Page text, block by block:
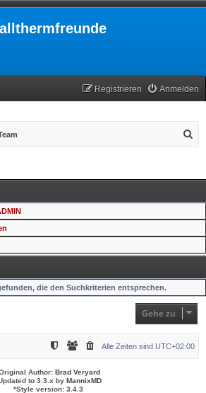
Anmelden
Registrieren
e
die den Suchkriterien entsprechen.
Gehe zu
Alle Zeiten sind UTC+02:00
Author: Brad Veryard
to 3.3.x by MannixMD
*Style version: 3.4.3